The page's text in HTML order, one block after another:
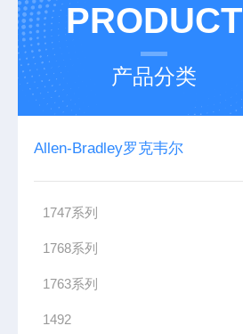
PRODUCT
产品分类
Allen-Bradley罗克韦尔
1747系列
1768系列
1763系列
1492